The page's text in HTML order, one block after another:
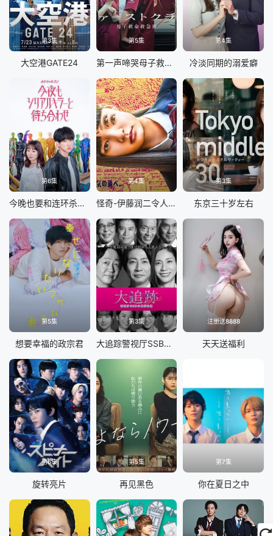
第3集
大空港GATE24
第5集
第一声啼哭母子救命急救班
第4集
冷淡同期的溺爱癖
第6集
今晚也要和连环杀手约会
第4集
怪奇-伊藤润二令人彻夜难眠的奇异故事
第3集
东京三十岁左右
第5集
想要幸福的政宗君
第3集
大追踪警视厅SSBC强行犯系第二季
注册送8888
天天送福利
第6集
旋转亮片
第5集
再见黑色
第7集
你在夏日之中